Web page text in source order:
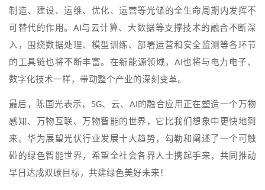
制造、建设、运维、优化、运营等光储的全生命周期内发挥不
可替代的作用。AI与云计算、大数据等支撑技术的融合不断深
入，围绕数据处理、模型训练、部署运营和安全监测等各环节
的工具链也将不断丰富。在新能源领域，AI也将与电力电子、
数字化技术一样，带动整个产业的深刻变革。
最后，陈国光表示，5G、云、AI的融合应用正在塑造一个万物
感知、万物互联、万物智能的世界，它比我们想象中更快地到
来。华为展望光伏行业发展十大趋势，勾勒和阐述了一个可触
碰的绿色智能世界，希望全社会各界人士携起手来，共同推动
早日达成双碳目标，共建绿色美好未来！